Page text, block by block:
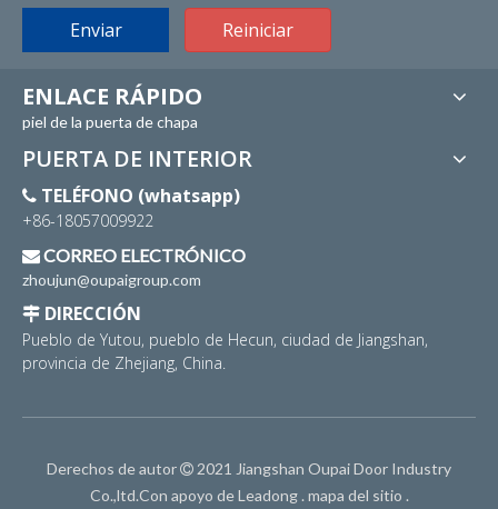
Enviar Reiniciar
ENLACE RÁPIDO
piel de la puerta de chapa
PUERTA DE INTERIOR
 TELÉFONO (whatsapp)
+86-18057009922
CORREO ELECTRÓNICO
zhoujun@oupaigroup.com
 DIRECCIÓN
Pueblo de Yutou, pueblo de Hecun, ciudad de Jiangshan,
provincia de Zhejiang, China.
Derechos de autor  2021 Jiangshan Oupai Door Industry
Co.,ltd.Con apoyo deLeadong . mapa del sitio .